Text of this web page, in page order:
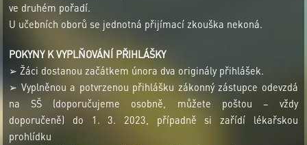
ve druhém pořadí.
U učebních oborů se jednotná přijímací zkouška nekoná.
POKYNY K VYPLŇOVÁNÍ PŘIHLÁŠKY
➢ Žáci dostanou začátkem února dva originály přihlášek.
➢ Vyplněnou a potvrzenou přihlášku zákonný zástupce odevzdá
na SŠ (doporučujeme osobně, můžete poštou – vždy
doporučeně) do 1. 3. 2023, případně si zařídí lékařskou
prohlídku